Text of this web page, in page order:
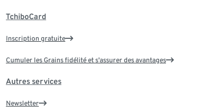
TchiboCard
Inscription gratuite
Cumuler les Grains fidélité et s'assurer des avantages
Autres services
Newsletter